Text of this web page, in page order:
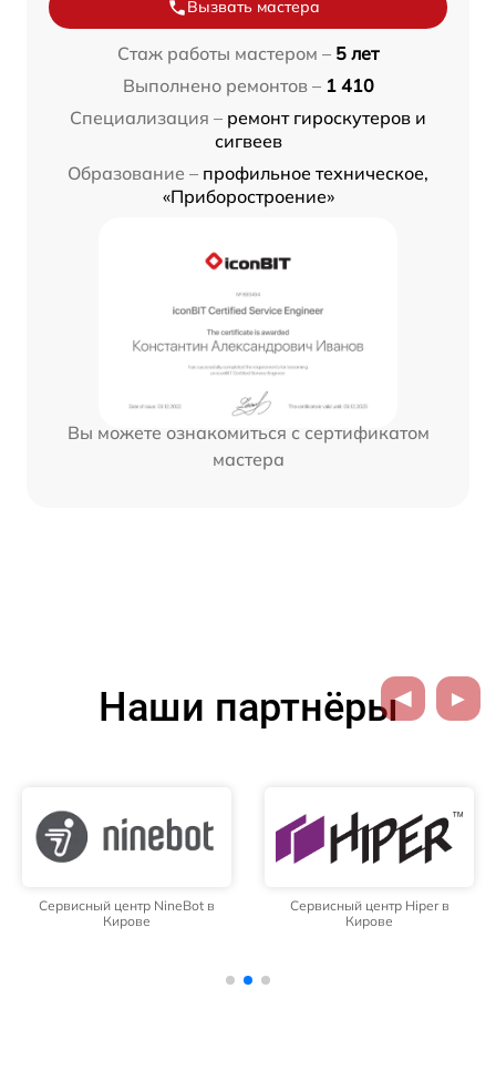
Вызвать мастера
Стаж работы мастером – 5 лет
Выполнено ремонтов – 1 410
Специализация – ремонт гироскутеров и
сигвеев
Образование – профильное техническое,
«Приборостроение»
Вы можете ознакомиться с сертификатом
мастера
Наши партнёры
Сервисный центр NineBot в
Кирове
Сервисный центр Hiper в
Кирове